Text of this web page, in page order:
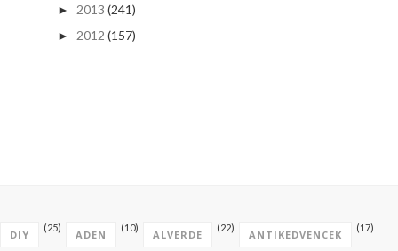
► 2013 (241)
► 2012 (157)
DIY
(25)
ADEN
(10)
ALVERDE
(22)
ANTIKEDVENCEK
(17)